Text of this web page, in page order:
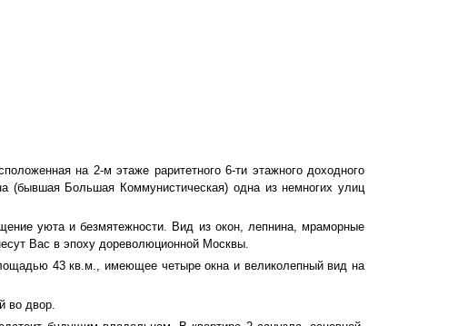
на 2-м этаже раритетного 6-ти этажного доходного
(бывшая Большая Коммунистическая) одна из немногих улиц
уюта и безмятежности. Вид из окон, лепнина, мраморные
Вас в эпоху дореволюционной Москвы.
43 кв.м., имеющее четыре окна и великолепный вид на
во двор.